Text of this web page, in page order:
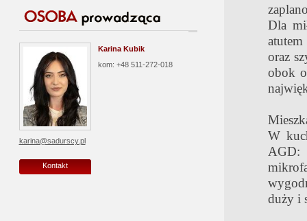
Karina Kubik
kom: +48 511-272-018
karina@sadurscy.pl
Kontakt
Dla
oraz
obok
W
AGD:
duży i